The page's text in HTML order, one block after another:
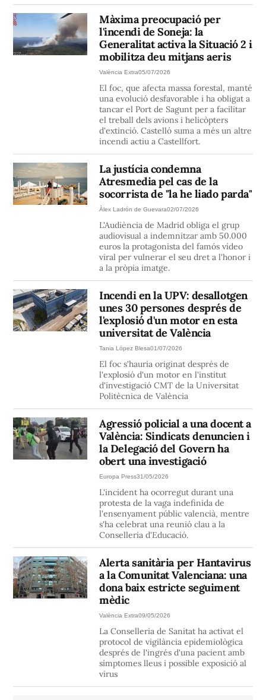
Màxima preocupació per
l'incendi de Soneja: la
Generalitat activa la Situació 2 i
mobilitza deu mitjans aeris
València Extra05/07/2026
El foc, que afecta massa forestal, manté
una evolució desfavorable i ha obligat a
tancar el Port de Sagunt per a facilitar
el treball dels avions i helicòpters
d'extinció. Castelló suma a més un altre
incendi actiu a Castellfort.
La justícia condemna
Atresmedia pel cas de la
socorrista de "la he liado parda"
Àlex Ladrón de Guevara02/07/2026
L'Audiència de Madrid obliga el grup
audiovisual a indemnitzar amb 50.000
euros la protagonista del famós vídeo
viral per vulnerar el seu dret a l'honor i
a la pròpia imatge.
Incendi en la UPV: desallotgen
unes 30 persones després de
l'explosió d'un motor en esta
universitat de València
Tania López Blesa01/07/2026
El foc s'hauria originat després de
l'explosió d'un motor en l'institut
d'investigació CMT de la Universitat
Politècnica de València
Agressió policial a una docent a
València: Sindicats denuncien i
la Delegació del Govern ha
obert una investigació
Europa Press31/05/2026
L'incident ha ocorregut durant una
protesta de la vaga indefinida de
l'ensenyament públic valencià, mentre
s'ha celebrat una reunió clau a la
Conselleria d'Educació.
Alerta sanitària per Hantavirus
a la Comunitat Valenciana: una
dona baix estricte seguiment
mèdic
València Extra09/05/2026
La Conselleria de Sanitat ha activat el
protocol de vigilància epidemiològica
després de l'ingrés d'una pacient amb
símptomes lleus i possible exposició al
virus